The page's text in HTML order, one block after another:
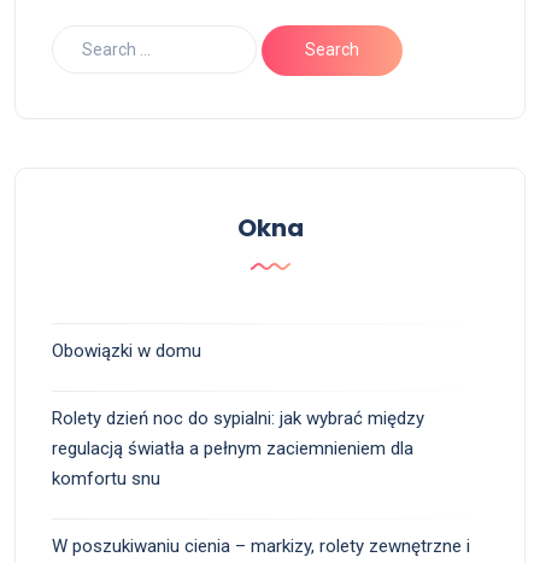
Okna
Obowiązki w domu
Rolety dzień noc do sypialni: jak wybrać między
regulacją światła a pełnym zaciemnieniem dla
komfortu snu
W poszukiwaniu cienia – markizy, rolety zewnętrzne i